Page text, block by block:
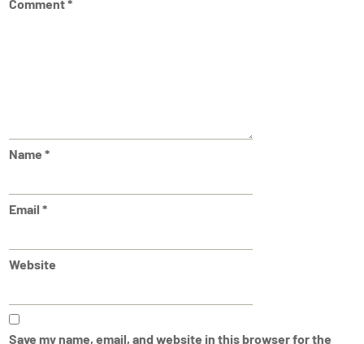
Comment*
Name *
Email *
Website
Save my name, email, and website in this browser for the